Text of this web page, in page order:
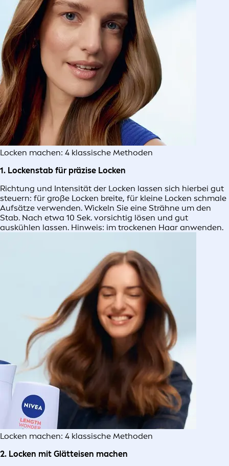
Locken machen: 4 klassische Methoden
1. Lockenstab für präzise Locken
Richtung und Intensität der Locken lassen sich hierbei gut
steuern: für große Locken breite, für kleine Locken schmale
Aufsätze verwenden. Wickeln Sie eine Strähne um den
Stab. Nach etwa 10 Sek. vorsichtig lösen und gut
auskühlen lassen. Hinweis: im trockenen Haar anwenden.
Locken machen: 4 klassische Methoden
2. Locken mit Glätteisen machen